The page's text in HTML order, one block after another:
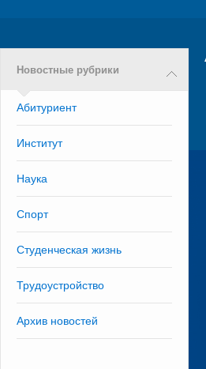
Новостные рубрики
Абитуриент
Институт
Наука
Спорт
Студенческая жизнь
Трудоустройство
Архив новостей